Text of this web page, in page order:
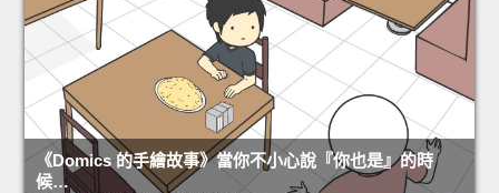
《Domics 的手繪故事》當你不小心說『你也是』的時
候…